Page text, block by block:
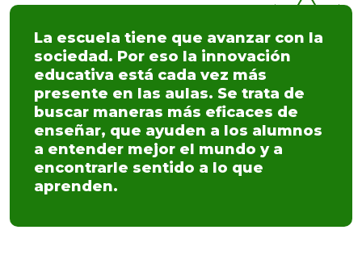
La escuela tiene que avanzar con la
sociedad. Por eso la innovación
educativa está cada vez más
presente en las aulas. Se trata de
buscar maneras más eficaces de
enseñar, que ayuden a los alumnos
a entender mejor el mundo y a
encontrarle sentido a lo que
aprenden.